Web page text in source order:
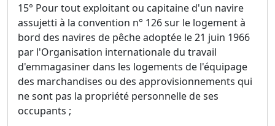
15° Pour tout exploitant ou capitaine d'un navire
assujetti à la convention n° 126 sur le logement à
bord des navires de pêche adoptée le 21 juin 1966
par l'Organisation internationale du travail
d'emmagasiner dans les logements de l'équipage
des marchandises ou des approvisionnements qui
ne sont pas la propriété personnelle de ses
occupants ;